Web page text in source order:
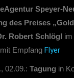
Speyer-
des Preises
Robert Schlögl
Empfang Flyer
02.09.: Tagung in